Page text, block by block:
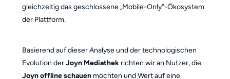
gleichzeitig das geschlossene „Mobile-Only“-Ökosystem
der Plattform.
Basierend auf dieser Analyse und der technologischen
Evolution derJoyn Mediathekrichten wir an Nutzer, die
Joyn offline schauenmöchten und Wert auf eine